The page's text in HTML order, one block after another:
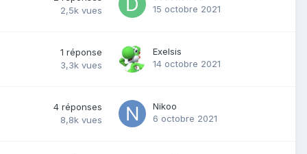
2,5k vues
15 octobre 2021
1 réponse
3,3k vues
Exelsis
14 octobre 2021
4 réponses
8,8k vues
Nikoo
6 octobre 2021